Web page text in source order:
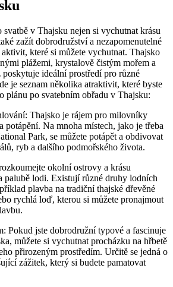
svatbě v Thajsku nejen si vychutnat krásu
zažít dobrodružství a nezapomenutelné
které si můžete vychutnat. Thajsko
plážemi, krystalově čistým mořem a
ideální prostředí pro různé
je seznam několika atraktivit, které byste
plánu po svatebním obřadu v Thajsku:
Thajsko je rájem pro milovníky
potápění. Na mnoha místech, jako je třeba
Park, se můžete potápět a obdivovat
ryb a dalšího podmořského života.
okolní ostrovy a krásu
palubě lodi. Existují různé druhy lodních
plavba na tradiční thajské dřevěné
rychlá loď, kterou si můžete pronajmout
Pokud jste dobrodružní typové a fascinuje
můžete si vychutnat procházku na hřbetě
přirozeným prostředím. Určitě se jedná o
zážitek, který si budete pamatovat